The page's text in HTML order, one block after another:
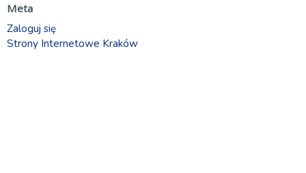
Meta
Zaloguj się
Strony Internetowe Kraków